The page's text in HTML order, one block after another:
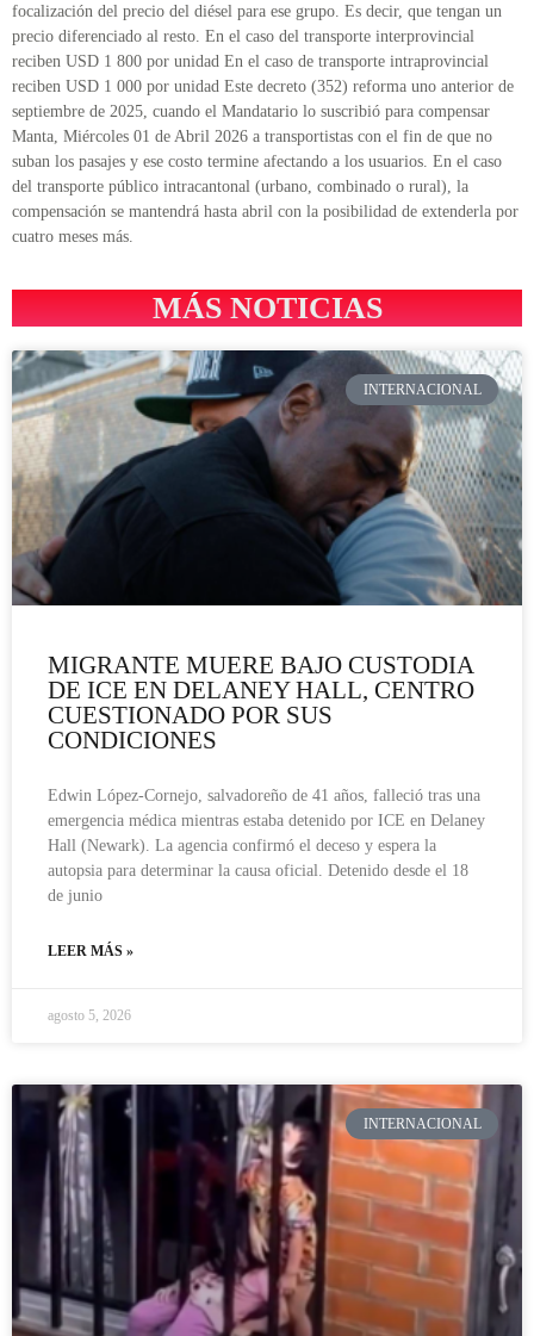
focalización del precio del diésel para ese grupo. Es decir, que tengan un
precio diferenciado al resto. En el caso del transporte interprovincial
reciben USD 1 800 por unidad En el caso de transporte intraprovincial
reciben USD 1 000 por unidad Este decreto (352) reforma uno anterior de
septiembre de 2025, cuando el Mandatario lo suscribió para compensar
Manta, Miércoles 01 de Abril 2026 a transportistas con el fin de que no
suban los pasajes y ese costo termine afectando a los usuarios. En el caso
del transporte público intracantonal (urbano, combinado o rural), la
compensación se mantendrá hasta abril con la posibilidad de extenderla por
cuatro meses más.
MÁS NOTICIAS
INTERNACIONAL
MIGRANTE MUERE BAJO CUSTODIA
DE ICE EN DELANEY HALL, CENTRO
CUESTIONADO POR SUS
CONDICIONES
Edwin López-Cornejo, salvadoreño de 41 años, falleció tras una
emergencia médica mientras estaba detenido por ICE en Delaney
Hall (Newark). La agencia confirmó el deceso y espera la
autopsia para determinar la causa oficial. Detenido desde el 18
de junio
LEER MÁS »
agosto 5, 2026
INTERNACIONAL